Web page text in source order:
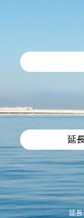
延
延